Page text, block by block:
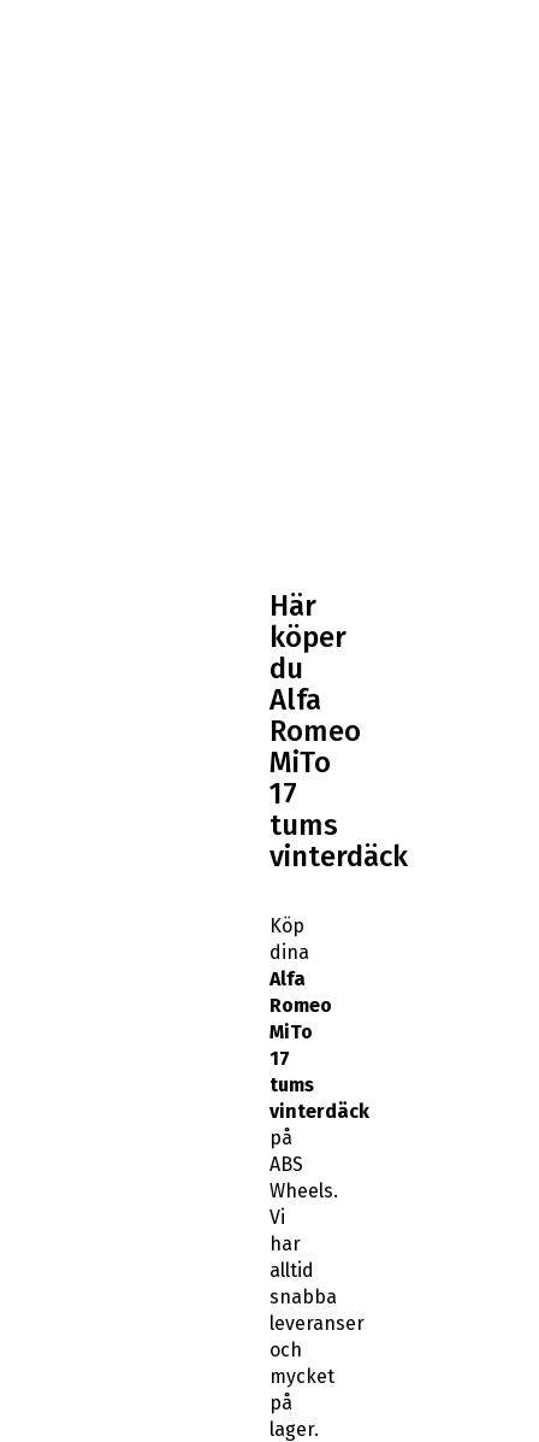
Här
köper
du
Alfa
Romeo
MiTo
17
tums
vinterdäck
Köp
dina
Alfa
Romeo
MiTo
17
tums
vinterdäck
på
ABS
Wheels.
Vi
har
alltid
snabba
leveranser
och
mycket
på
lager.